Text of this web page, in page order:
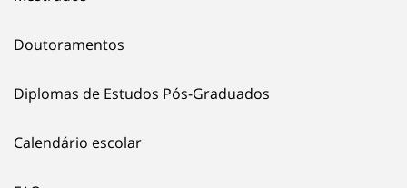
Doutoramentos
Diplomas de Estudos Pós-Graduados
Calendário escolar